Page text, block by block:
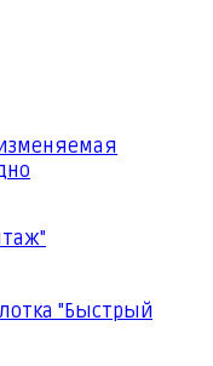
"Быстрый